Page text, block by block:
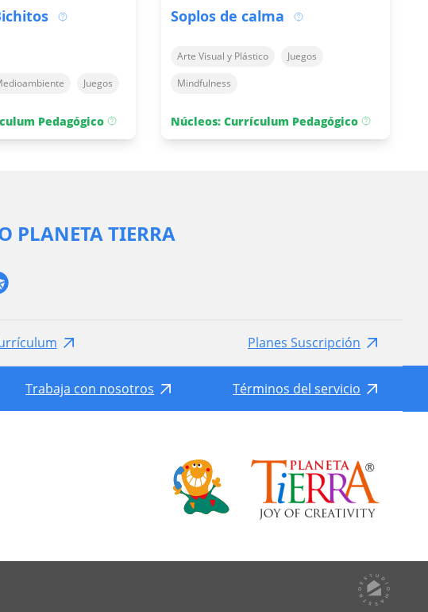
Juegos
Pedagógico
Soplos de calma
Arte Visual y Plástico
Juegos
Mindfulness
Núcleos: Currículum Pedagógico
PLANETA TIERRA
Planes Suscripción
Trabaja con nosotros Términos del servicio